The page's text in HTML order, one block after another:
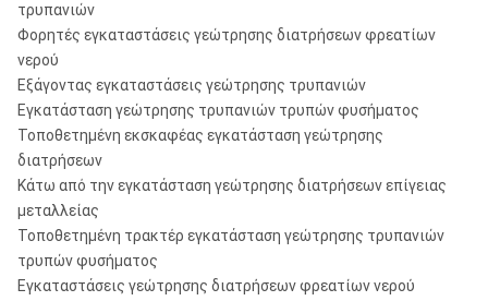
τρυπανιών
Φορητές εγκαταστάσεις γεώτρησης διατρήσεων φρεατίων
νερού
Εξάγοντας εγκαταστάσεις γεώτρησης τρυπανιών
Εγκατάσταση γεώτρησης τρυπανιών τρυπών φυσήματος
Τοποθετημένη εκσκαφέας εγκατάσταση γεώτρησης
διατρήσεων
Κάτω από την εγκατάσταση γεώτρησης διατρήσεων επίγειας
μεταλλείας
Τοποθετημένη τρακτέρ εγκατάσταση γεώτρησης τρυπανιών
τρυπών φυσήματος
Εγκαταστάσεις γεώτρησης διατρήσεων φρεατίων νερού